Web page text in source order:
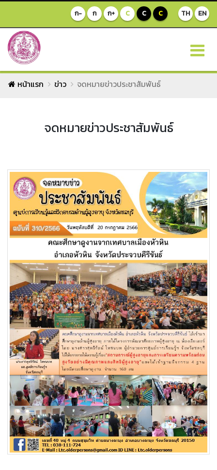
TH EN
ก- ก ก+ C C C
หน้าแรก ข่าว จดหมายข่าวประชาสัมพันธ์
จดหมายข่าวประชาสัมพันธ์